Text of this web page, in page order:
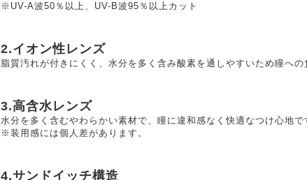
※UV-A波50％以上、UV-B波95％以上カット
2.イオン性レンズ
脂質汚れが付きにくく、水分を多く含み酸素を通しやすいため瞳への
3.高含水レンズ
水分を多く含むやわらかい素材で、瞳に違和感なく快適なつけ心地で
※装用感には個人差があります。
4.サンドイッチ構造